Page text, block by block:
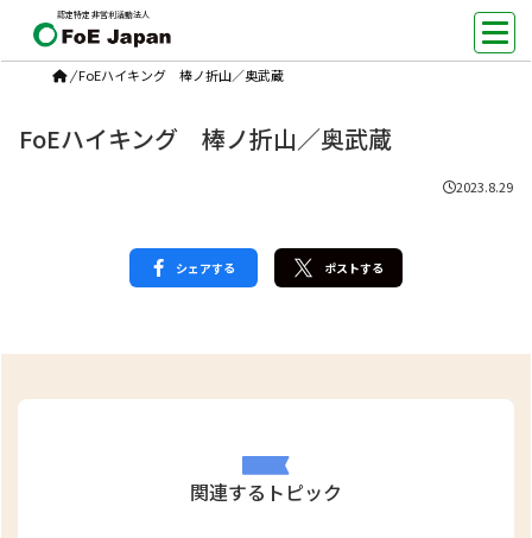
認定特定非営利活動法人
/ FoEハイキング 棒ノ折山／奥武蔵
FoEハイキング 棒ノ折山／奥武蔵
2023.8.29
シェアする ポストする
関連するトピック